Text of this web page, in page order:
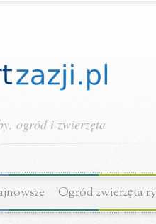
ogród i zwierzęta
Ogród zwierzęta